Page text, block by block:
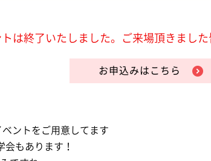
は終了いたしました。ご来場頂きました
お申込みはこちら
ントをご用意してます
もあります！